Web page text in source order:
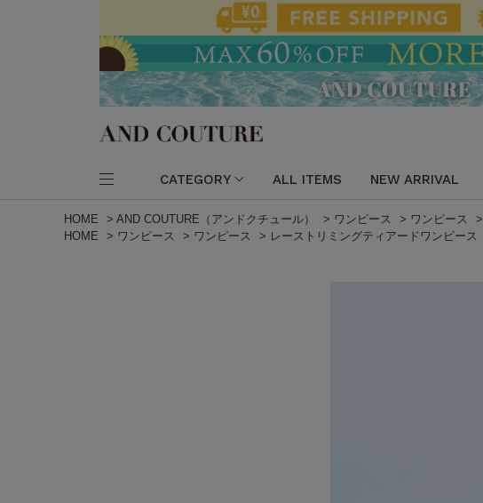
CATEGORY ALL ITEMS NEW ARRIVAL
HOME > AND COUTURE（アンドクチュール） > ワンピース > ワンピース >
HOME
> ワンピース > ワンピース > レーストリミングティアードワンピース